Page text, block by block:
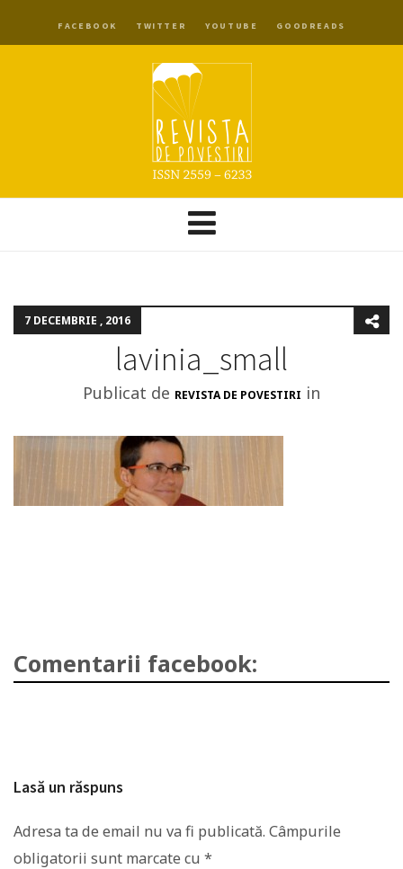
FACEBOOK TWITTER YOUTUBE GOODREADS
7 DECEMBRIE , 2016
lavinia_small
Publicat de REVISTA DE POVESTIRI in
Comentarii facebook:
Lasă un răspuns
Adresa ta de email nu va fi publicată. Câmpurile
obligatorii sunt marcate cu *